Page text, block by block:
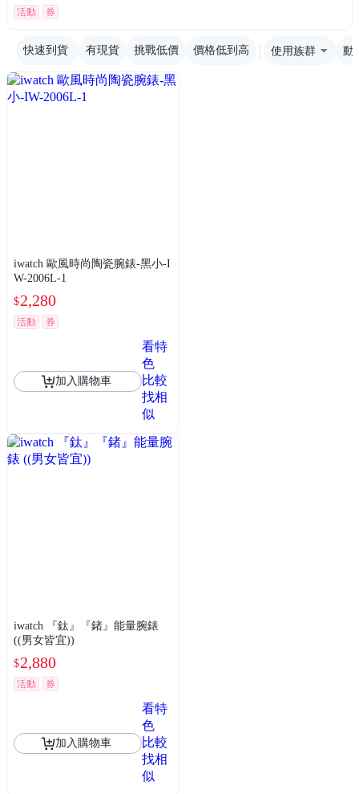
活動 券
快速到貨 有現貨 挑戰低價 價格低到高 使用族群 動
iwatch 歐風時尚陶瓷腕錶-黑小-I
W-2006L-1
$2,280
活動 券
加入購物車
看特
色
比較
找相
似
iwatch 『鈦』『鍺』能量腕錶
((男女皆宜))
$2,880
活動 券
加入購物車
看特
色
比較
找相
似